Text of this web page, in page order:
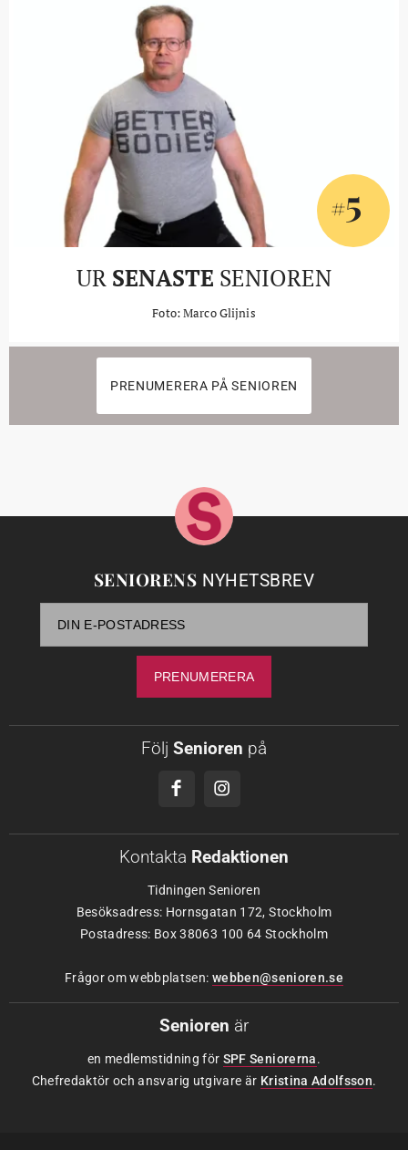
#5
UR SENASTE SENIOREN
Foto: Marco Glijnis
PRENUMERERA PÅ SENIOREN
SENIORENS NYHETSBREV
Följ Senioren på
Kontakta Redaktionen
Tidningen Senioren
Besöksadress: Hornsgatan 172, Stockholm
Postadress: Box 38063 100 64 Stockholm
Frågor om webbplatsen: webben@senioren.se
Senioren är
en medlemstidning för SPF Seniorerna.
Chefredaktör och ansvarig utgivare är Kristina Adolfsson.